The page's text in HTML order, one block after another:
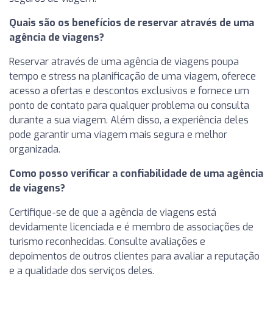
Quais são os benefícios de reservar através de uma
agência de viagens?
Reservar através de uma agência de viagens poupa
tempo e stress na planificação de uma viagem, oferece
acesso a ofertas e descontos exclusivos e fornece um
ponto de contato para qualquer problema ou consulta
durante a sua viagem. Além disso, a experiência deles
pode garantir uma viagem mais segura e melhor
organizada.
Como posso verificar a confiabilidade de uma agência
de viagens?
Certifique-se de que a agência de viagens está
devidamente licenciada e é membro de associações de
turismo reconhecidas. Consulte avaliações e
depoimentos de outros clientes para avaliar a reputação
e a qualidade dos serviços deles.